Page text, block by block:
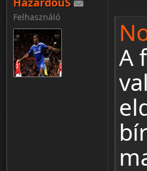
Felhasználó
A